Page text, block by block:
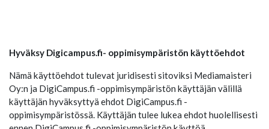
Hyväksy Digicampus.fi- oppimisympäristön käyttöehdot
Nämä käyttöehdot tulevat juridisesti sitoviksi Mediamaisteri
Oy:n ja DigiCampus.fi -oppimisympäristön käyttäjän välillä
käyttäjän hyväksyttyä ehdot DigiCampus.fi -
oppimisympäristössä. Käyttäjän tulee lukea ehdot huolellisesti